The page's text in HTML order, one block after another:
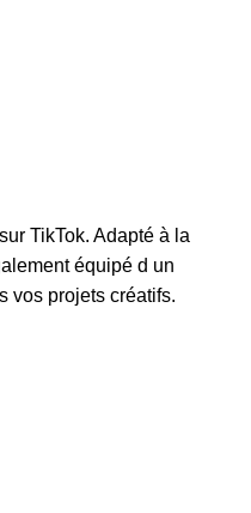
TikTok. Adapté à la
équipé d un
vos projets créatifs.